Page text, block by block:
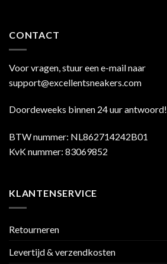
CONTACT
Voor vragen, stuur een e-mail naar
support@excellentsneakers.com
Doordeweeks binnen 24 uur antwoord!
BTW nummer: NL862714242B01
KvK nummer: 83069852
KLANTENSERVICE
Retourneren
Levertijd & verzendkosten